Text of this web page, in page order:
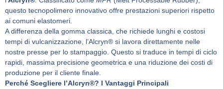
questo tecnopolimero innovativo offre prestazioni superiori rispetto
ai comuni elastomeri.
A differenza della gomma classica, che richiede lunghi e costosi
tempi di vulcanizzazione, l’Alcryn® si lavora direttamente nelle
nostre presse per lo stampaggio. Questo si traduce in tempi di ciclo
rapidi, massima precisione geometrica e una riduzione dei costi di
produzione per il cliente finale.
Perché Scegliere l’Alcryn®? I Vantaggi Principali